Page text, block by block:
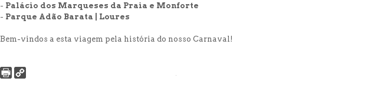
- Palácio dos Marqueses da Praia e Monforte
- Parque Adão Barata | Loures
Bem-vindos a esta viagem pela história do nosso Carnaval!